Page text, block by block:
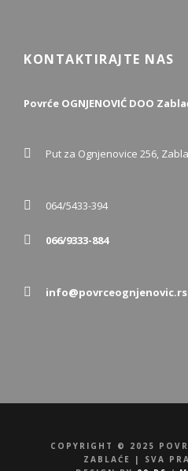
KONTAKTIRAJTE NAS
Povrće OGNJENOVIĆ DOO
Put za Ognjenovice 256,
064/5433-394
066/9333-884
info@povrceognjenovic.rs
COPYRIGHT © 2025
ZABLAĆE | SVA